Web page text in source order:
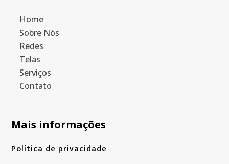
Home
Sobre Nós
Redes
Telas
Serviços
Contato
Mais informações
Política de privacidade